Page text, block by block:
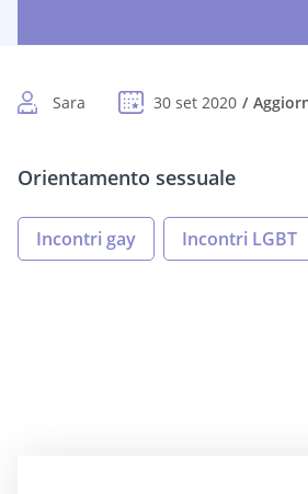
Sara 30 set 2020
Orientamento sessuale
Incontri gay Incontri LGBT